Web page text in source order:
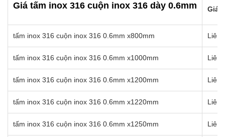
Giá tấm inox 316 cuộn inox 316 dày 0.6mm Giá
tấm inox 316 cuộn inox 316 0.6mm x800mm Liên
tấm inox 316 cuộn inox 316 0.6mm x1000mm Liên
tấm inox 316 cuộn inox 316 0.6mm x1200mm Liên
tấm inox 316 cuộn inox 316 0.6mm x1220mm Liên
tấm inox 316 cuộn inox 316 0.6mm x1250mm Liên